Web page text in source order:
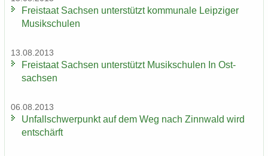
Frei­staat Sach­sen un­ter­stützt kom­mu­na­le Leip­zi­ger
Mu­sik­schu­len
13.08.2013
Frei­staat Sach­sen un­ter­stützt Mu­sik­schu­len In Ost­
sach­sen
06.08.2013
Un­fall­schwer­punkt auf dem Weg nach Zinn­wald wird
ent­schärft